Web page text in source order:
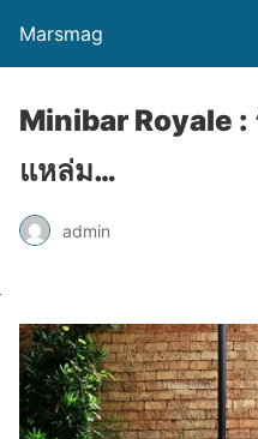
Marsmag
Minibar Royale :
แหล่ม…
admin